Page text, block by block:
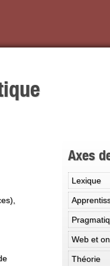
Axes
Lexique
Web et
Théorie